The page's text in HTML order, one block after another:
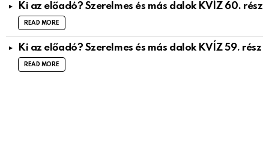
Ki az előadó? Szerelmes és más dalok KVÍZ 60. rész
READ MORE
Ki az előadó? Szerelmes és más dalok KVÍZ 59. rész
READ MORE